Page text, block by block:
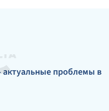
актуальные проблемы в